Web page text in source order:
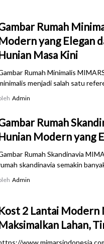
Rumah
yang Elegan
Masa Kini
Rumah Minimalis
menjadi salah satu
Admin
Rumah
Modern yang
Rumah Skandinavia
skandinavia semakin
Admin
2 Lantai Modern
Lahan,